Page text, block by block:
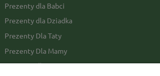
Prezenty dla Babci
Prezenty dla Dziadka
Prezenty Dla Taty
Prezenty Dla Mamy
Prezenty dla Faceta